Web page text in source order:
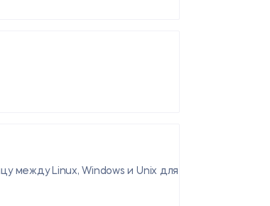
между Linux, Windows и Unix для